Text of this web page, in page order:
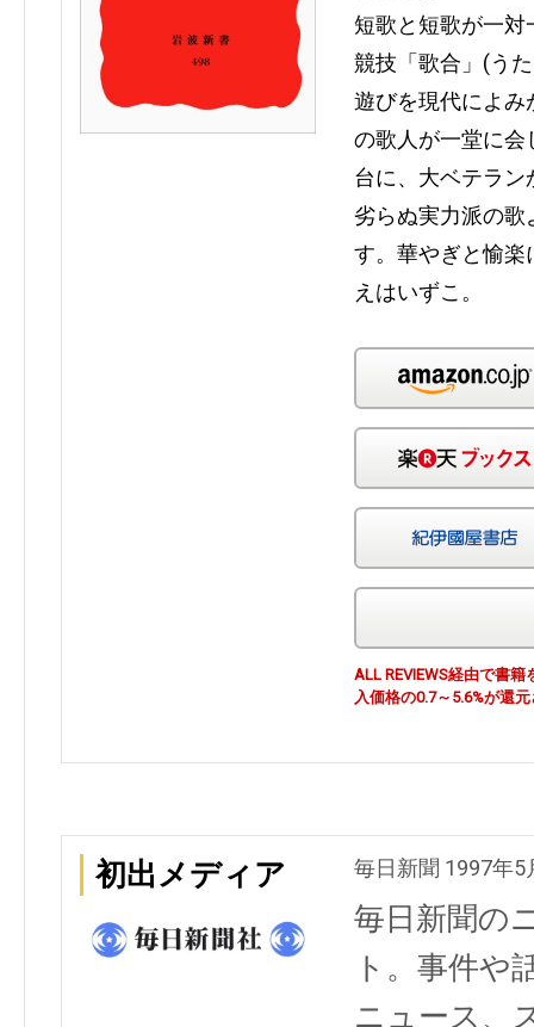
短歌と短歌が一対
競技「歌合」(う
遊びを現代によみ
の歌人が一堂に会
台に、大ベテラ
劣らぬ実力派の歌
す。華やぎと愉楽
えはいずこ。
ALL REVIEWS経由で書
入価格の0.7～5.6%が還
初出メディア 毎日新聞 1997年5
毎日新聞の
ト。事件や
ニュース、